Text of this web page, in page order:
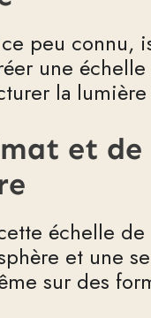
peu connu,
une
la
et de
échelle
et une
sur des